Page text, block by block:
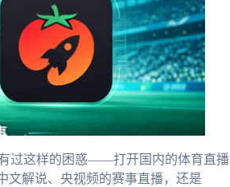
过这样的困惑——打开国内的体育直播
文解说、央视频的赛事直播，还是